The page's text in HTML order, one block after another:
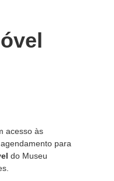
acesso às
para
do Museu